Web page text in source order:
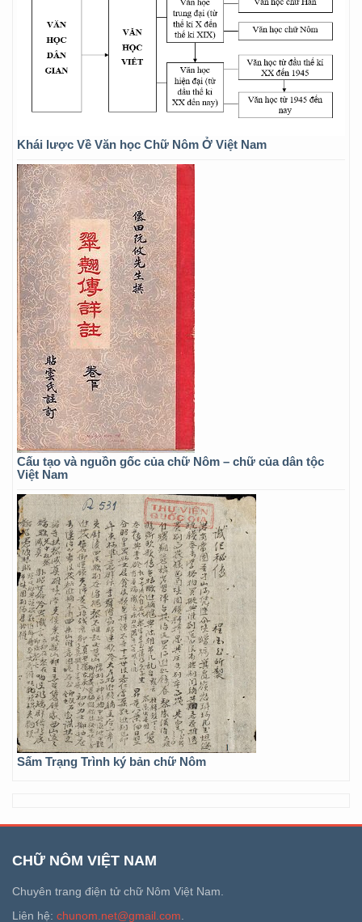
Khái lược Về Văn học Chữ Nôm Ở Việt Nam
Cấu tạo và nguồn gốc của chữ Nôm – chữ của dân tộc
Việt Nam
Sấm Trạng Trình ký bản chữ Nôm
CHỮ NÔM VIỆT NAM
Chuyên trang điện tử chữ Nôm Việt Nam.
Liên hệ: chunom.net@gmail.com